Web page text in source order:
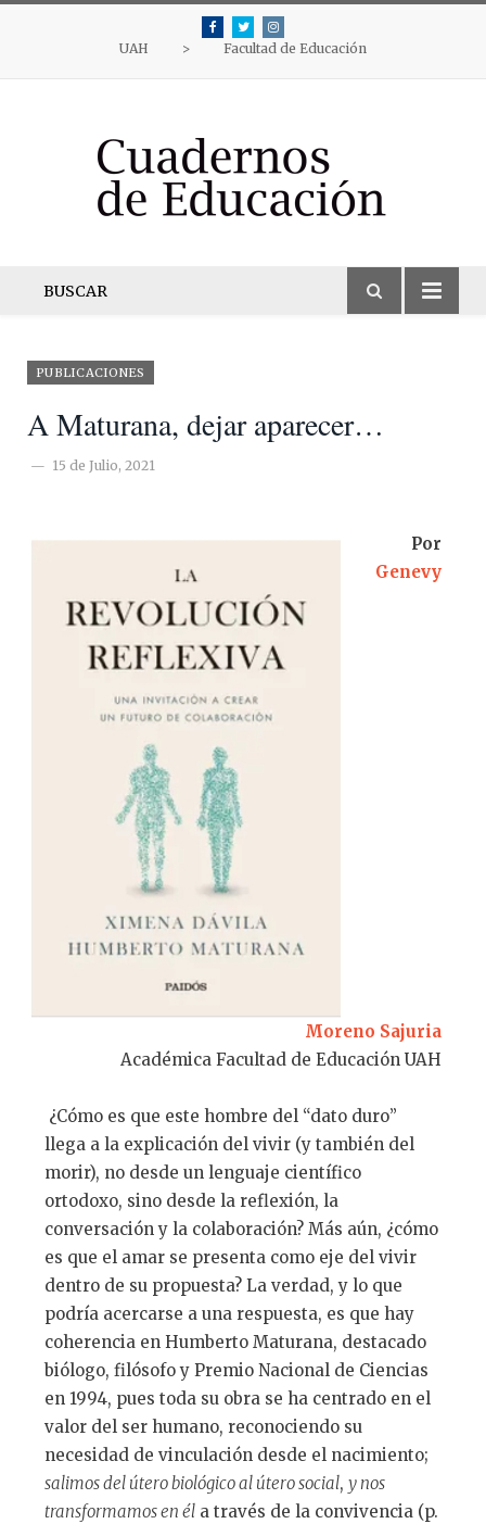
FacebookTwitterInstagram
UAH > Facultad de Educación
BUSCAR
PUBLICACIONES
A Maturana, dejar aparecer…
15 de Julio, 2021
Por
Genevy
Moreno Sajuria
Académica Facultad de Educación UAH
¿Cómo es que este hombre del “dato duro”
llega a la explicación del vivir (y también del
morir), no desde un lenguaje científico
ortodoxo, sino desde la reflexión, la
conversación y la colaboración? Más aún, ¿cómo
es que el amar se presenta como eje del vivir
dentro de su propuesta? La verdad, y lo que
podría acercarse a una respuesta, es que hay
coherencia en Humberto Maturana, destacado
biólogo, filósofo​ y Premio Nacional de Ciencias
en 1994, pues toda su obra se ha centrado en el
valor del ser humano, reconociendo su
necesidad de vinculación desde el nacimiento;
salimos del útero biológico al útero social, y nos
transformamos en éla través de la convivencia (p.